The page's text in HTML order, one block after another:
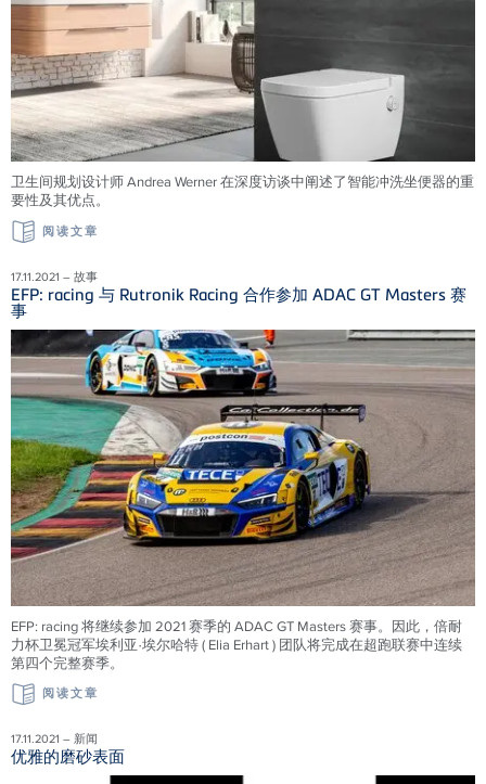
卫生间规划设计师 Andrea Werner 在深度访谈中阐述了智能冲洗坐便器的重
要性及其优点。
阅读文章
17.11.2021 – 故事
EFP: racing 与 Rutronik Racing 合作参加 ADAC GT Masters 赛
事
EFP: racing 将继续参加 2021 赛季的 ADAC GT Masters 赛事。因此，倍耐
力杯卫冕冠军埃利亚·埃尔哈特 ( Elia Erhart ) 团队将完成在超跑联赛中连续
第四个完整赛季。
阅读文章
17.11.2021 – 新闻
优雅的磨砂表面